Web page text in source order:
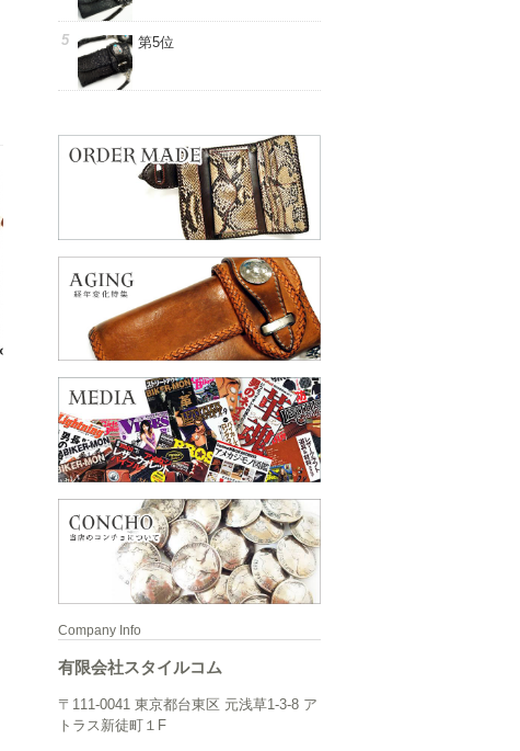
第5位
Company Info
有限会社スタイルコム
〒111-0041 東京都台東区 元浅草1-3-8 ア
トラス新徒町１F